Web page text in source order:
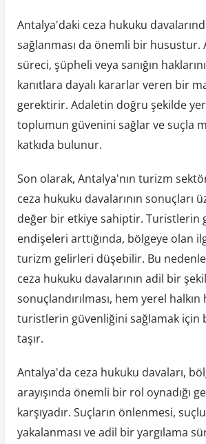
Antalya'daki ceza hukuku
sağlanması da önemli bir husustur.
süreci, şüpheli veya sanığın
kanıtlara dayalı kararlar veren bir
gerektirir. Adaletin doğru şekilde
toplumun güvenini sağlar ve suçla
katkıda bulunur.
Son olarak, Antalya'nın turizm
ceza hukuku davalarının sonuçları
değer bir etkiye sahiptir. Turistlerin
endişeleri arttığında, bölgeye olan
turizm gelirleri düşebilir. Bu
ceza hukuku davalarının adil bir
sonuçlandırılması, hem yerel halkın
turistlerin güvenliğini sağlamak için
taşır.
Antalya'da ceza hukuku davaları,
arayışında önemli bir rol oynadığı
karşıyadır. Suçların önlenmesi,
yakalanması ve adil bir yargılama